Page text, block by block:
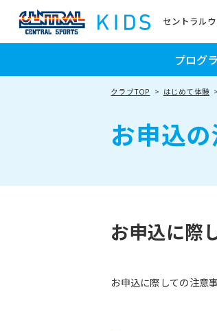
セントラル
プログ
クラブTOP はじめて体験
お申込
お申込に際
お申込に際しての注意